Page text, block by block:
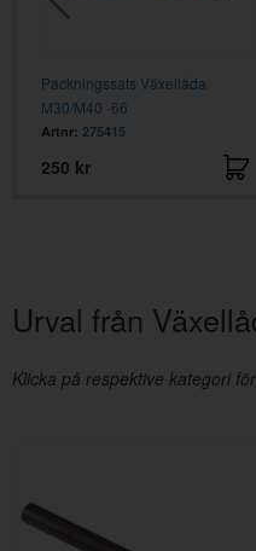
Packningssats Växellåda
M30/M40 -66
Artnr: 275415
250 kr
Urval från
Klicka på respektive kategori